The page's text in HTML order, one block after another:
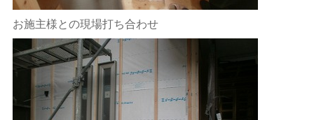
お施主様との現場打ち合わせ